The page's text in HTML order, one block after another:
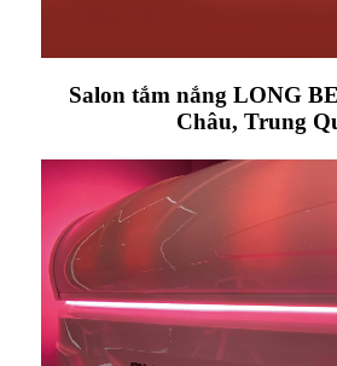
Salon tắm nắng LONG
Châu, Trung